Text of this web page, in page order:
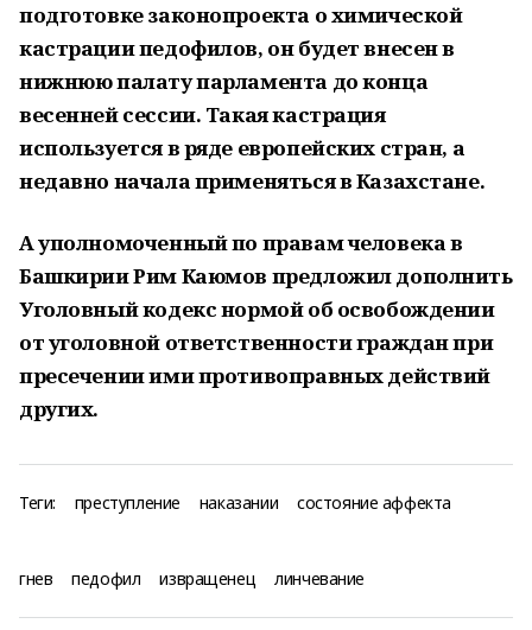
подготовке законопроекта о химической
кастрации педофилов, он будет внесен в
нижнюю палату парламента до конца
весенней сессии. Такая кастрация
используется в ряде европейских стран, а
недавно начала применяться в Казахстане.
А уполномоченный по правам человека в
Башкирии Рим Каюмов предложил дополнить
Уголовный кодекс нормой об освобождении
от уголовной ответственности граждан при
пресечении ими противоправных действий
других.
Теги: преступление наказании состояние аффекта
гнев педофил извращенец линчевание